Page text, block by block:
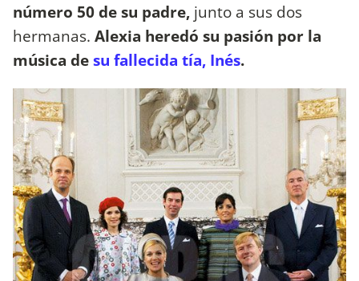
número 50 de su padre, junto a sus dos
hermanas. Alexia heredó su pasión por la
música desu fallecida tía, Inés.